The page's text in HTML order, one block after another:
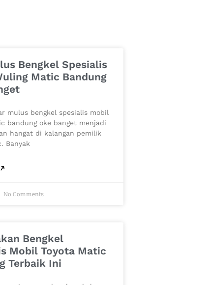
Bengkel Spesialis
Matic Bandung
mulus bengkel spesialis mobil
bandung oke banget menjadi
hangat di kalangan pemilik
Banyak
No Comments
Bengkel
Mobil Toyota Matic
Terbaik Ini